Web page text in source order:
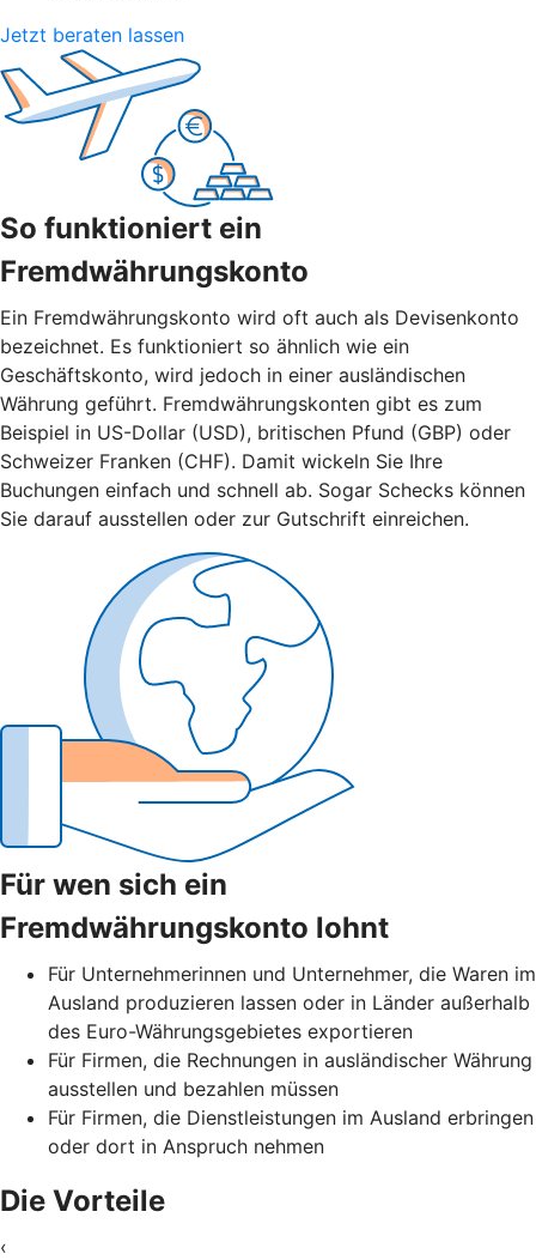
Jetzt beraten lassen
So funktioniert ein
Fremdwährungskonto
Ein Fremdwährungskonto wird oft auch als Devisenkonto
bezeichnet. Es funktioniert so ähnlich wie ein
Geschäftskonto, wird jedoch in einer ausländischen
Währung geführt. Fremdwährungskonten gibt es zum
Beispiel in US-Dollar (USD), britischen Pfund (GBP) oder
Schweizer Franken (CHF). Damit wickeln Sie Ihre
Buchungen einfach und schnell ab. Sogar Schecks können
Sie darauf ausstellen oder zur Gutschrift einreichen.
Für wen sich ein
Fremdwährungskonto lohnt
Für Unternehmerinnen und Unternehmer, die Waren im
Ausland produzieren lassen oder in Länder außerhalb
des Euro-Währungsgebietes exportieren
Für Firmen, die Rechnungen in ausländischer Währung
ausstellen und bezahlen müssen
Für Firmen, die Dienstleistungen im Ausland erbringen
oder dort in Anspruch nehmen
Die Vorteile
‹